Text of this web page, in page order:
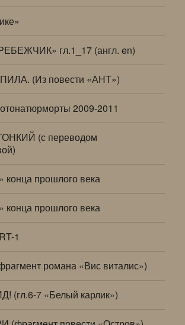
гл.1_17 (англ. en)
(Из повести «АНТ»)
2009-2011
(с переводом
прошлого века
прошлого века
1
романа «Вис виталис»)
(гл.6-7 «Белый карлик»)